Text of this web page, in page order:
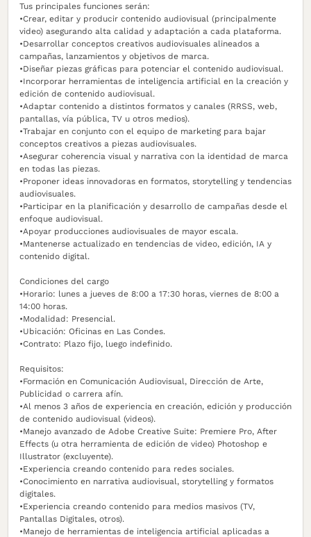
Tus principales funciones serán:
•Crear, editar y producir contenido audiovisual (principalmente
video) asegurando alta calidad y adaptación a cada plataforma.
•Desarrollar conceptos creativos audiovisuales alineados a
campañas, lanzamientos y objetivos de marca.
•Diseñar piezas gráficas para potenciar el contenido audiovisual.
•Incorporar herramientas de inteligencia artificial en la creación y
edición de contenido audiovisual.
•Adaptar contenido a distintos formatos y canales (RRSS, web,
pantallas, vía pública, TV u otros medios).
•Trabajar en conjunto con el equipo de marketing para bajar
conceptos creativos a piezas audiovisuales.
•Asegurar coherencia visual y narrativa con la identidad de marca
en todas las piezas.
•Proponer ideas innovadoras en formatos, storytelling y tendencias
audiovisuales.
•Participar en la planificación y desarrollo de campañas desde el
enfoque audiovisual.
•Apoyar producciones audiovisuales de mayor escala.
•Mantenerse actualizado en tendencias de video, edición, IA y
contenido digital.
Condiciones del cargo
•Horario: lunes a jueves de 8:00 a 17:30 horas, viernes de 8:00 a
14:00 horas.
•Modalidad: Presencial.
•Ubicación: Oficinas en Las Condes.
•Contrato: Plazo fijo, luego indefinido.
Requisitos:
•Formación en Comunicación Audiovisual, Dirección de Arte,
Publicidad o carrera afín.
•Al menos 3 años de experiencia en creación, edición y producción
de contenido audiovisual (videos).
•Manejo avanzado de Adobe Creative Suite: Premiere Pro, After
Effects (u otra herramienta de edición de video) Photoshop e
Illustrator (excluyente).
•Experiencia creando contenido para redes sociales.
•Conocimiento en narrativa audiovisual, storytelling y formatos
digitales.
•Experiencia creando contenido para medios masivos (TV,
Pantallas Digitales, otros).
•Manejo de herramientas de inteligencia artificial aplicadas a